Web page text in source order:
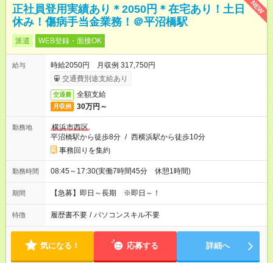
NEW
正社員登用実績あり＊2050円＊在宅あり！土日
休み！傷病手当金業務！＠平沼橋駅
派遣 WEB登録・面接OK
給与
時給2050円 月収例 317,750円
交通費別途支給あり
交通費 全額支給
月収例 30万円～
勤務地
横浜市西区
平沼橋駅から徒歩8分 / 西横浜駅から徒歩10分
事務回りを集約
勤務時間 08:45～17:30(実働7時間45分 休憩1時間)
期間 【急募】即日～長期 ※即日～！
特徴 履歴書不要 / パソコンスキル不要
気になる！ 応募する 詳細へ